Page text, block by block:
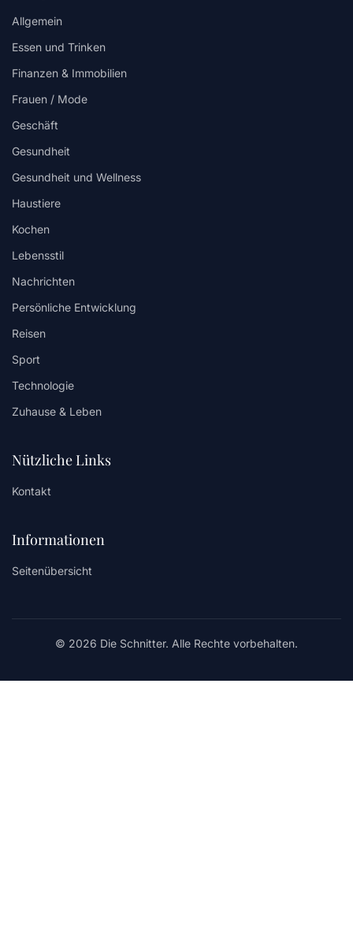
Allgemein
Essen und Trinken
Finanzen & Immobilien
Frauen / Mode
Geschäft
Gesundheit
Gesundheit und Wellness
Haustiere
Kochen
Lebensstil
Nachrichten
Persönliche Entwicklung
Reisen
Sport
Technologie
Zuhause & Leben
Nützliche Links
Kontakt
Informationen
Seitenübersicht
© 2026 Die Schnitter. Alle Rechte vorbehalten.